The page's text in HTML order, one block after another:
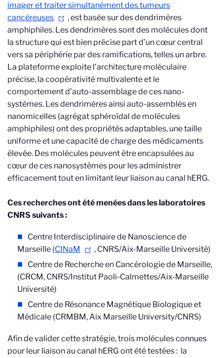
imager et traiter simultanément des tumeurs
cancéreuses
, est basée surdes dendrimères
amphiphiles. Les dendrimères sont des molécules dont
la structure qui est bien précise part d’un cœur central
vers sa périphérie par des ramifications, telles un arbre.
La plateforme exploite l’architecture moléculaire
précise, la coopérativité multivalente et le
comportement d’auto-assemblage de ces nano-
systèmes. Les dendrimères ainsi auto-assemblés en
nanomicelles (agrégat sphéroïdal de molécules
amphiphiles) ont des propriétés adaptables, une taille
uniforme et une capacité de charge des médicaments
élevée. Des molécules peuvent être encapsulées au
cœur de ces nanosystèmes pour les administrer
efficacement tout en limitant leur liaison au canal hERG.
Ces recherches ont été menées dans les laboratoires
CNRS suivants:
Centre Interdisciplinaire de Nanoscience de
Marseille (CINaM
, CNRS/Aix-Marseille Université)
Centre de Recherche en Cancérologie de Marseille,
(CRCM, CNRS/Institut Paoli-Calmettes/Aix-Marseille
Université)
Centre de Résonance Magnétique Biologique et
Médicale (CRMBM, Aix Marseille University/CNRS)
Afin de valider cette stratégie, trois molécules connues
pour leur liaison au canal hERG ont été testées : la